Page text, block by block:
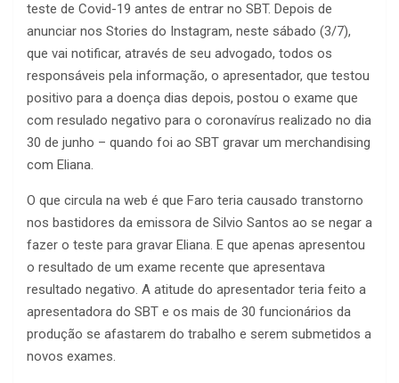
teste de Covid-19 antes de entrar no SBT. Depois de
anunciar nos Stories do Instagram, neste sábado (3/7),
que vai notificar, através de seu advogado, todos os
responsáveis pela informação, o apresentador, que testou
positivo para a doença dias depois, postou o exame que
com resulado negativo para o coronavírus realizado no dia
30 de junho – quando foi ao SBT gravar um merchandising
com Eliana.
O que circula na web é que Faro teria causado transtorno
nos bastidores da emissora de Silvio Santos ao se negar a
fazer o teste para gravar Eliana. E que apenas apresentou
o resultado de um exame recente que apresentava
resultado negativo. A atitude do apresentador teria feito a
apresentadora do SBT e os mais de 30 funcionários da
produção se afastarem do trabalho e serem submetidos a
novos exames.